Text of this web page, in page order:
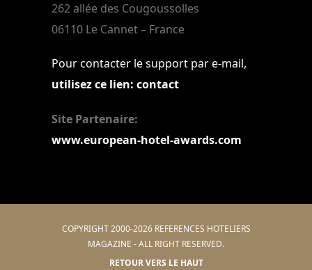
262 allée des Cougoussolles
06110 Le Cannet – France
Pour contacter le support par e-mail,
utilisez ce lien: contact
Site Partenaire:
www.european-hotel-awards.com
COPYRIGHT 2000-2026 REFERENCES HOTELIERS
MAGAZINE - ALL RIGHT RESERVED.
RETOUR VERS LE HAUT